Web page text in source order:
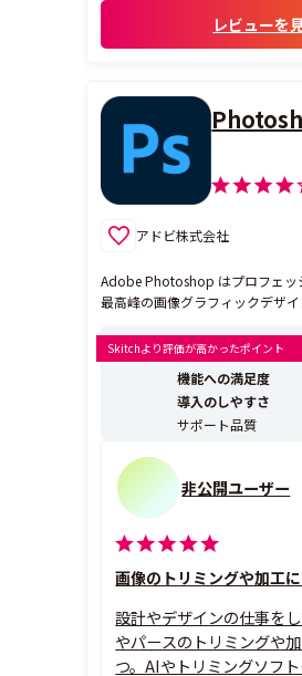
境だと、1GB超のファイ
えるので、スト...
レビューを
アドビ株式会社
Adobe Photoshop はプロフェッ
最高峰の画像グラフィックデザ
す。ひらめいたらその場で、誰
思い浮かんだものはすべて、
す。 • 写真から、グラフィックデ...
Skitchより評価が高かったポイント
機能への満足度
導入のしやすさ
サポート品質
非公開ユーザー
画像のトリミングや加工
設計やデザインの仕事を
やパースのトリミングや
つ。AIやトリミングソフ